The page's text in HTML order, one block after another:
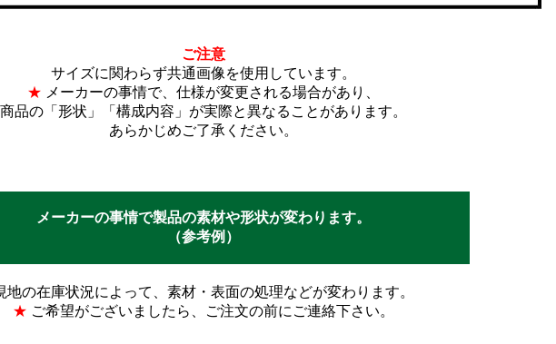
ご注意
サイズに関わらず共通画像を使用しています。
★ メーカーの事情で、仕様が変更される場合があり、
商品の「形状」「構成内容」が実際と異なることがあります。
あらかじめご了承ください。
メーカーの事情で製品の素材や形状が変わります。
（参考例）
地の在庫状況によって、素材・表面の処理などが変わります。
★ ご希望がございましたら、ご注文の前にご連絡下さい。